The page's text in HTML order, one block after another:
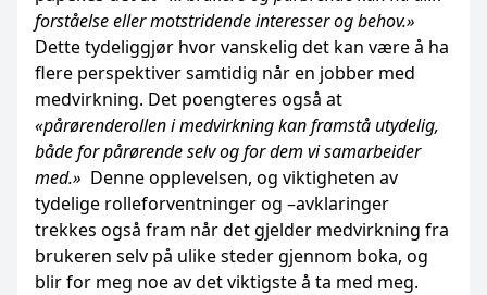
forståelse eller motstridende interesser og behov.»
Dette tydeliggjør hvor vanskelig det kan være å ha
flere perspektiver samtidig når en jobber med
medvirkning. Det poengteres også at
«pårørenderollen i medvirkning kan framstå utydelig,
både for pårørende selv og for dem vi samarbeider
med.» Denne opplevelsen, og viktigheten av
tydelige rolleforventninger og –avklaringer
trekkes også fram når det gjelder medvirkning fra
brukeren selv på ulike steder gjennom boka, og
blir for meg noe av det viktigste å ta med meg.